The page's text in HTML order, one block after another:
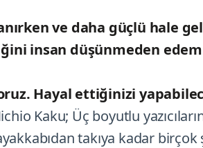
ve daha güçlü hale
insan düşünmeden
Hayal ettiğinizi
Kaku; Üç boyutlu
takıya kadar birçok